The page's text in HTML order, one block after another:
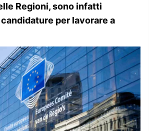
Regioni, sono infatti
per lavorare a